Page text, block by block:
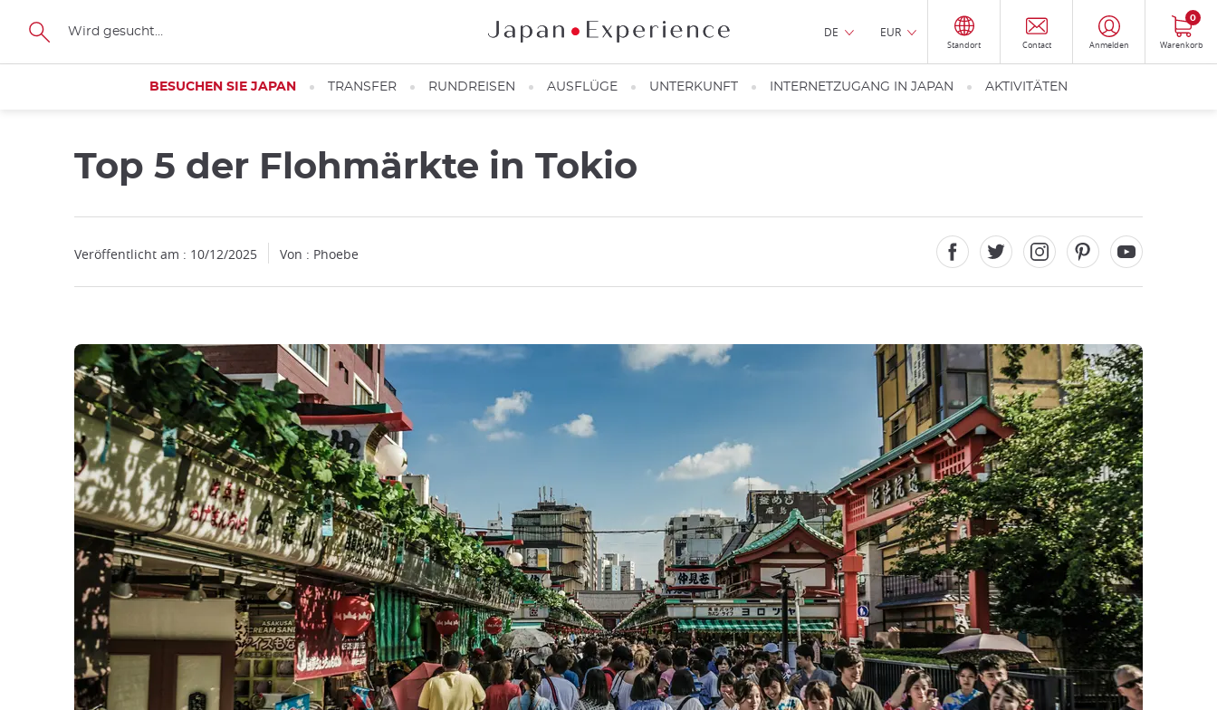
Größe
DE EUR
Standort Contact Anmelden Warenkorb
0
BESUCHEN SIE JAPAN TRANSFER RUNDREISEN AUSFLÜGE UNTERKUNFT INTERNETZUGANG IN JAPAN AKTIVITÄTEN
Top 5 der Flohmärkte in Tokio
Veröffentlicht am : 10/12/2025 Von : Phoebe